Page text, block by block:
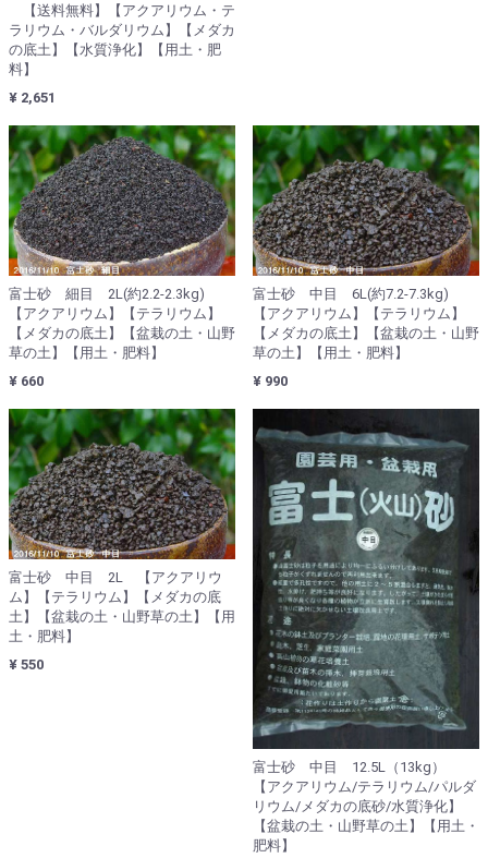
【送料無料】【アクアリウム・テ
ラリウム・バルダリウム】【メダカ
の底土】【水質浄化】【用土・肥
料】
¥ 2,651
富士砂 細目 2L(約2.2-2.3kg)
【アクアリウム】【テラリウム】
【メダカの底土】【盆栽の土・山野
草の土】【用土・肥料】
¥ 660
富士砂 中目 6L(約7.2-7.3kg)
【アクアリウム】【テラリウム】
【メダカの底土】【盆栽の土・山野
草の土】【用土・肥料】
¥ 990
富士砂 中目 2L 【アクアリウ
ム】【テラリウム】【メダカの底
土】【盆栽の土・山野草の土】【用
土・肥料】
¥ 550
富士砂 中目 12.5L（13kg）
【アクアリウム/テラリウム/パルダ
リウム/メダカの底砂/水質浄化】
【盆栽の土・山野草の土】【用土・
肥料】